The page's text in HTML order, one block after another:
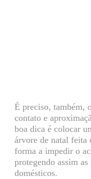
É preciso, também,
contato e
boa dica é colocar
árvore de natal feita
forma a impedir o
protegendo assim
domésticos.